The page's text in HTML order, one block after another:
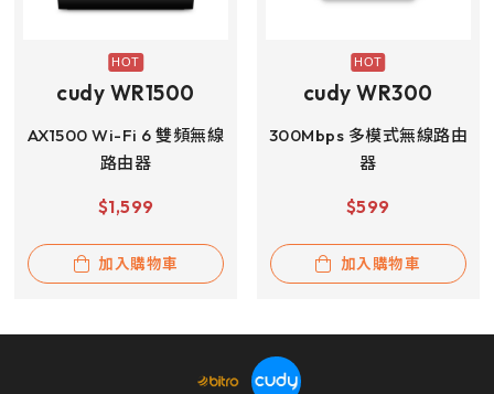
cudy WR1500
AX1500 Wi-Fi 6 雙頻無線
路由器
$1,599
加入購物車
cudy WR300
300Mbps 多模式無線路由
器
$599
加入購物車